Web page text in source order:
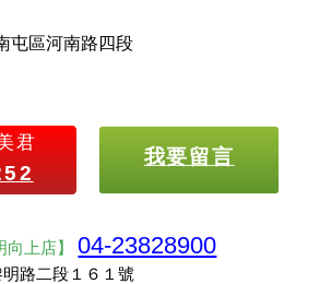
屯區河南路四段
君
我要留言
向上店】04-23828900
路二段１６１號